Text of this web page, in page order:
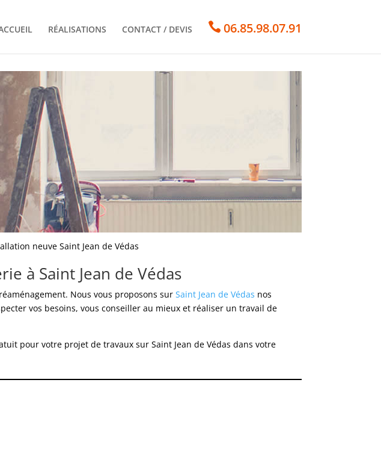
RÉALISATIONS CONTACT / DEVIS  06.85.98.07.91
neuve Saint Jean de Védas
à Saint Jean de Védas
Nous vous proposons sur Saint Jean de Védas nos
vos besoins, vous conseiller au mieux et réaliser un travail de
pour votre projet de travaux sur Saint Jean de Védas dans votre